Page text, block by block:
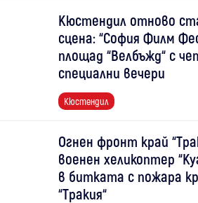
Кюстендил отново
сцена: “София Филм
площад “Велбъжд“ с
специални вечери
Кюстендил
Огнен фронт край
военен хеликоптер
в битката с пожара
“Тракия“